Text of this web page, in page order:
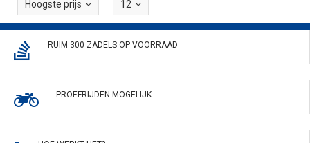
Hoogste prijs 12
RUIM 300 ZADELS OP VOORRAAD
PROEFRIJDEN MOGELIJK